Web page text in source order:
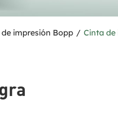
impresión Bopp / Cinta de